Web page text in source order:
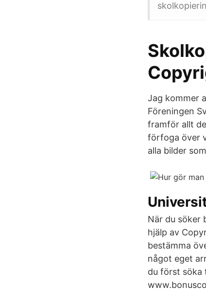
Jag kommer
Föreningen
framför allt
förfoga över
alla bilder
När du söker
hjälp av
bestämma
något eget
du först söka